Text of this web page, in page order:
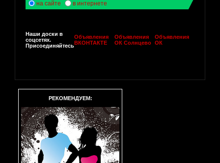
на сайте в интернете
Наши доски в
соцсетях.
Присоединяйтесь
Объявления
ВКОНТАКТЕ
Объявления
ОК Солнцево
Объявления
ОК
РЕКОМЕНДУЕМ: